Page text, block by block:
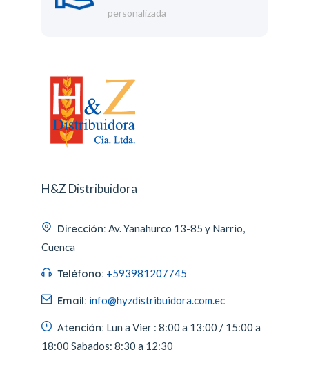
personalizada
H&Z Distribuidora
Dirección: Av. Yanahurco 13-85 y Narrio,
Cuenca
Teléfono: +593981207745
Email: info@hyzdistribuidora.com.ec
Atención: Lun a Vier : 8:00 a 13:00 / 15:00 a
18:00 Sabados: 8:30 a 12:30